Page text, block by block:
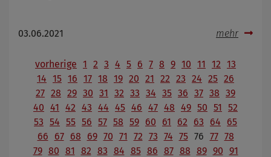
03.06.2021 mehr
vorherige 1 2 3 4 5 6 7 8 9 10 11 12 13
14 15 16 17 18 19 20 21 22 23 24 25 26
27 28 29 30 31 32 33 34 35 36 37 38 39
40 41 42 43 44 45 46 47 48 49 50 51
52
53 54 55 56 57 58 59 60 61 62 63 64
65
66
67 68 69 70 71 72 73 74 75 76 77 78
79 80 81 82 83 84 85 86 87 88 89 90 91